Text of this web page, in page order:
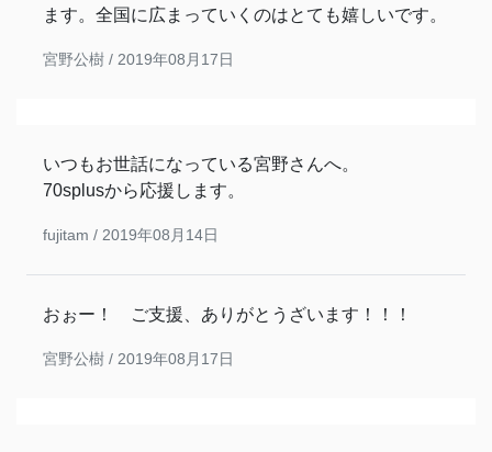
ます。全国に広まっていくのはとても嬉しいです。
宮野公樹 / 2019年08月17日
いつもお世話になっている宮野さんへ。
70splusから応援します。
fujitam / 2019年08月14日
おぉー！ ご支援、ありがとうざいます！！！
宮野公樹 / 2019年08月17日